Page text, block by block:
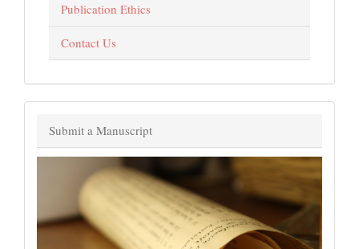
Publication Ethics
Contact Us
Submit a Manuscript